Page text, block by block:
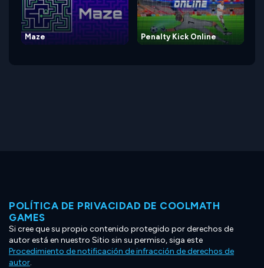
Maze Penalty Kick Online
POLÍTICA DE PRIVACIDAD DE COOLMATH
GAMES
Si cree que su propio contenido protegido por derechos de
autor está en nuestro Sitio sin su permiso, siga este
Procedimiento de notificación de infracción de derechos de
autor.